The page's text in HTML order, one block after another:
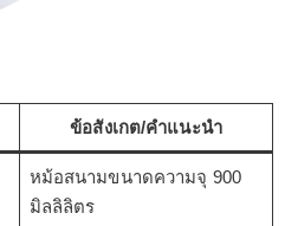
ข้อสังเกต/คำแนะนำ
หม้อสนามขนาดความจุ 900
มิลลิลิตร